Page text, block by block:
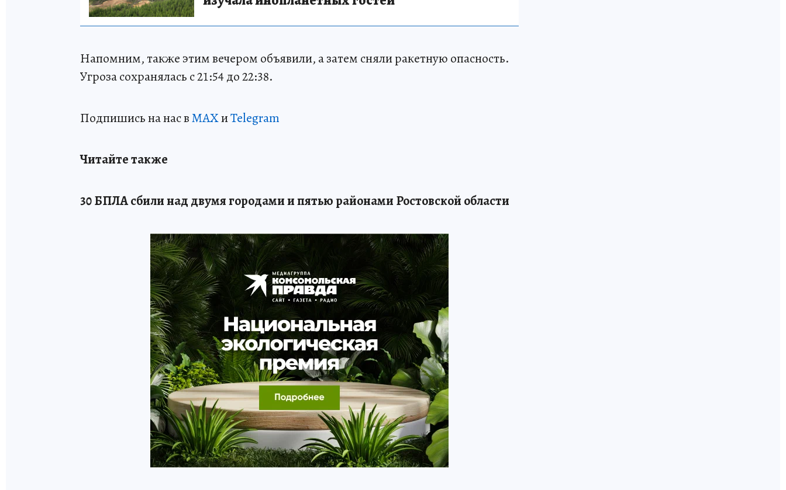
Напомним, также этим вечером объявили, а затем сняли ракетную опасность.
Угроза сохранялась с 21:54 до 22:38.
Подпишись на нас вMAXиTelegram
Читайте также
30 БПЛА сбили над двумя городами и пятью районами Ростовской области